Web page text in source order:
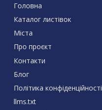
Головна
Каталог листівок
Міста
Про проєкт
Контакти
Блог
Політика конфіденційності
llms.txt